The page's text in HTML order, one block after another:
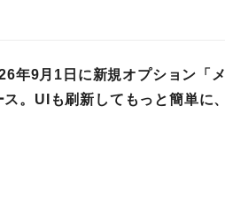
年9月1日に新規オプション「
。UIも刷新してもっと簡単に